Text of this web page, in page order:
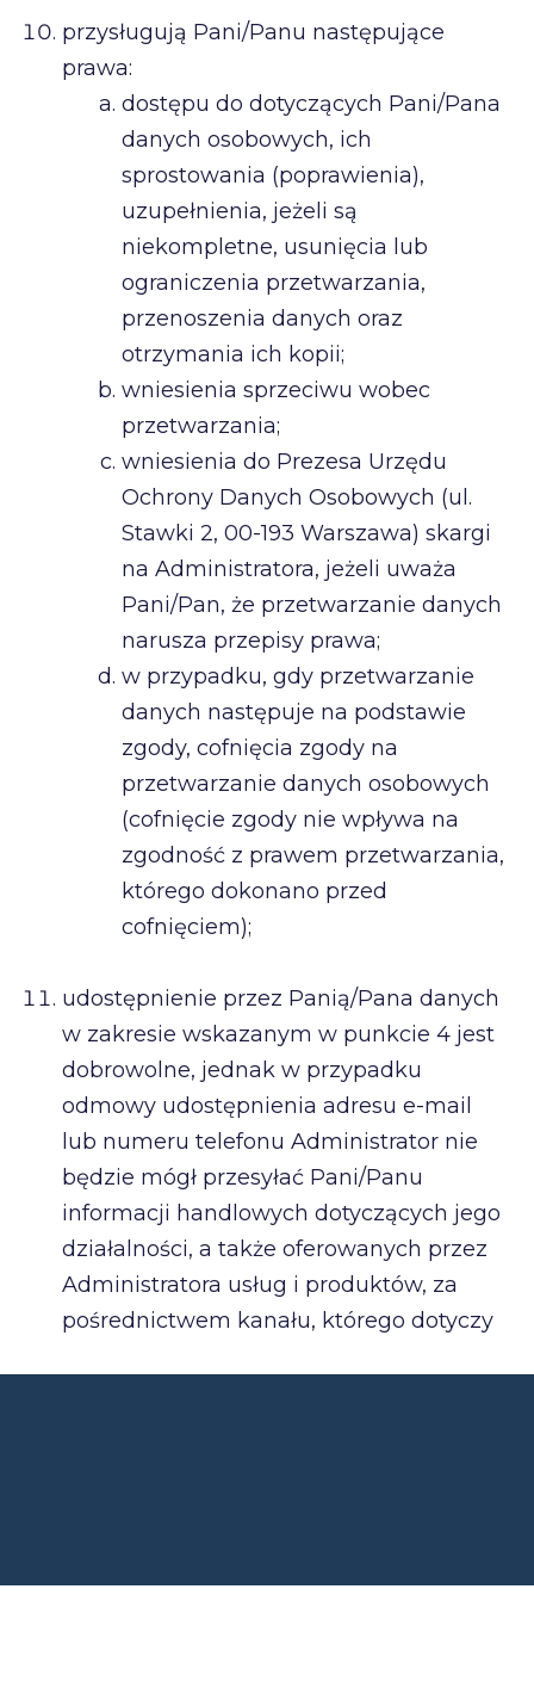
przysługują Pani/Panu następujące
prawa:
dostępu do dotyczących Pani/Pana
danych osobowych, ich
sprostowania (poprawienia),
uzupełnienia, jeżeli są
niekompletne, usunięcia lub
ograniczenia przetwarzania,
przenoszenia danych oraz
otrzymania ich kopii;
wniesienia sprzeciwu wobec
przetwarzania;
wniesienia do Prezesa Urzędu
Ochrony Danych Osobowych (ul.
Stawki 2, 00-193 Warszawa) skargi
na Administratora, jeżeli uważa
Pani/Pan, że przetwarzanie danych
narusza przepisy prawa;
w przypadku, gdy przetwarzanie
danych następuje na podstawie
zgody, cofnięcia zgody na
przetwarzanie danych osobowych
(cofnięcie zgody nie wpływa na
zgodność z prawem przetwarzania,
którego dokonano przed
cofnięciem);
udostępnienie przez Panią/Pana danych
w zakresie wskazanym w punkcie 4 jest
dobrowolne, jednak w przypadku
odmowy udostępnienia adresu e-mail
lub numeru telefonu Administrator nie
będzie mógł przesyłać Pani/Panu
informacji handlowych dotyczących jego
działalności, a także oferowanych przez
Administratora usług i produktów, za
pośrednictwem kanału, którego dotyczy